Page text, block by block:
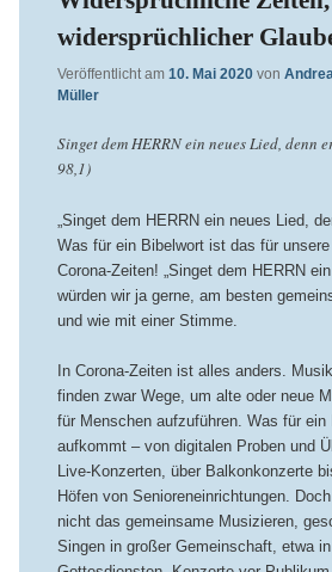
widersprüchlicher
Veröffentlicht am 10. Mai 2020 von
Müller
Singet dem HERRN ein neues Lied, denn
98,1)
„Singet dem HERRN ein neues Lied,
Was für ein Bibelwort ist das für
Corona-Zeiten! „Singet dem HERRN
würden wir ja gerne, am besten
und wie mit einer Stimme.
In Corona-Zeiten ist alles anders.
finden zwar Wege, um alte oder neue
für Menschen aufzuführen. Was für ein
aufkommt – von digitalen Proben und
Live-Konzerten, über Balkonkonzerte
Höfen von Senioreneinrichtungen.
nicht das gemeinsame Musizieren,
Singen in großer Gemeinschaft, etwa